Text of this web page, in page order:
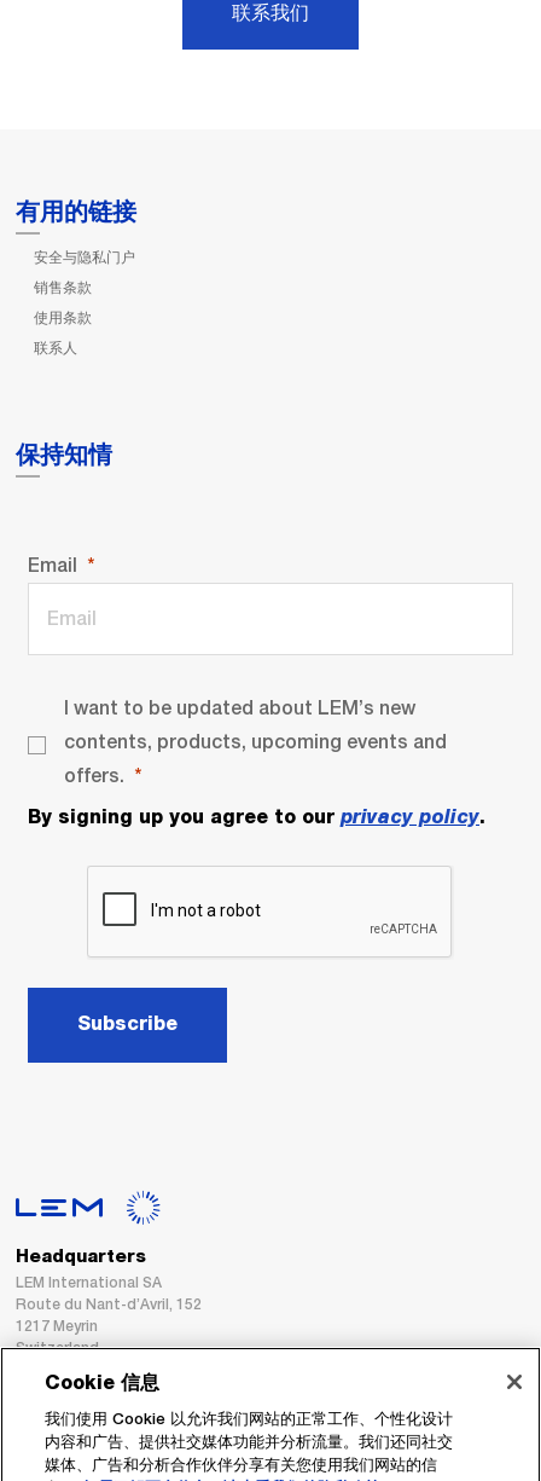
联系我们
有用的链接
安全与隐私门户
销售条款
使用条款
联系人
保持知情
Email
I want to be updated about LEM’s new
contents, products, upcoming events and
offers.
By signing up you agree to our privacy policy.
Subscribe
Headquarters
LEM International SA
Route du Nant-d’Avril, 152
1217 Meyrin
Switzerland
Fax : +41 22 794 94 78
Cookie 信息
我们使用 Cookie 以允许我们网站的正常工作、个性化设计
内容和广告、提供社交媒体功能并分析流量。我们还同社交
媒体、广告和分析合作伙伴分享有关您使用我们网站的信